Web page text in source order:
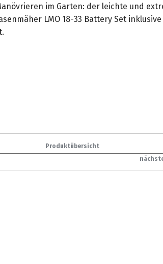
im Garten: der leichte und
LMO 18-33 Battery Set
Produktübersicht